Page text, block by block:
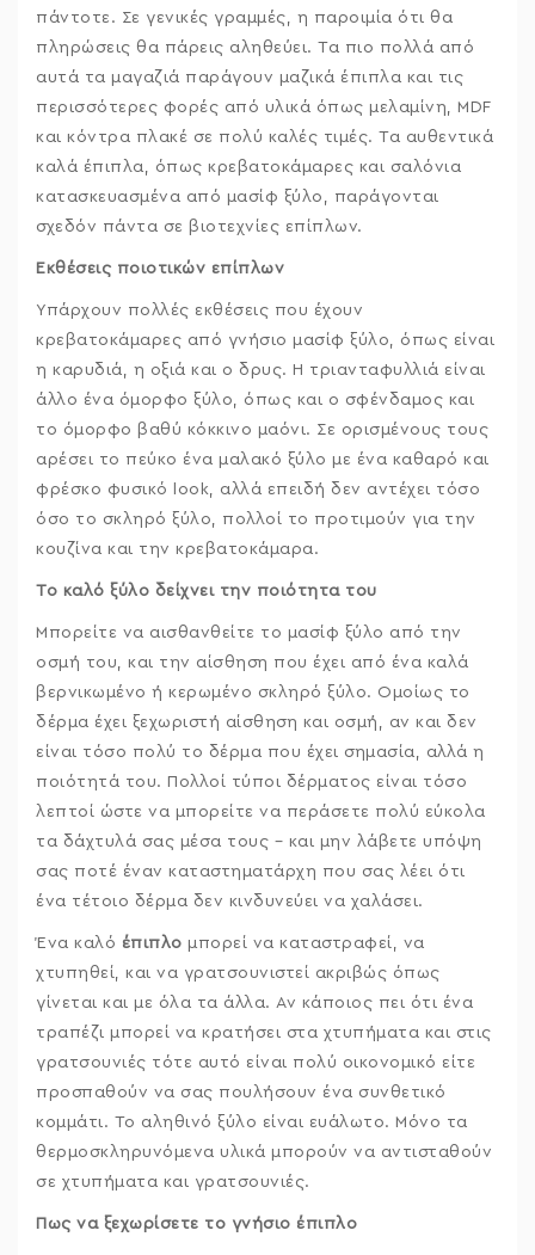
πάντοτε. Σε γενικές γραμμές, η παροιμία ότι θα
πληρώσεις θα πάρεις αληθεύει. Τα πιο πολλά από
αυτά τα μαγαζιά παράγουν μαζικά έπιπλα και τις
περισσότερες φορές από υλικά όπως μελαμίνη, MDF
και κόντρα πλακέ σε πολύ καλές τιμές. Τα αυθεντικά
καλά έπιπλα, όπως κρεβατοκάμαρες και σαλόνια
κατασκευασμένα από μασίφ ξύλο, παράγονται
σχεδόν πάντα σε βιοτεχνίες επίπλων.
Εκθέσεις ποιοτικών επίπλων
Υπάρχουν πολλές εκθέσεις που έχουν
κρεβατοκάμαρες από γνήσιο μασίφ ξύλο, όπως είναι
η καρυδιά, η οξιά και ο δρυς. Η τριανταφυλλιά είναι
άλλο ένα όμορφο ξύλο, όπως και ο σφένδαμος και
το όμορφο βαθύ κόκκινο μαόνι. Σε ορισμένους τους
αρέσει το πεύκο ένα μαλακό ξύλο με ένα καθαρό και
φρέσκο φυσικό look, αλλά επειδή δεν αντέχει τόσο
όσο το σκληρό ξύλο, πολλοί το προτιμούν για την
κουζίνα και την κρεβατοκάμαρα.
Το καλό ξύλο δείχνει την ποιότητα του
Μπορείτε να αισθανθείτε το μασίφ ξύλο από την
οσμή του, και την αίσθηση που έχει από ένα καλά
βερνικωμένο ή κερωμένο σκληρό ξύλο. Ομοίως το
δέρμα έχει ξεχωριστή αίσθηση και οσμή, αν και δεν
είναι τόσο πολύ το δέρμα που έχει σημασία, αλλά η
ποιότητά του. Πολλοί τύποι δέρματος είναι τόσο
λεπτοί ώστε να μπορείτε να περάσετε πολύ εύκολα
τα δάχτυλά σας μέσα τους – και μην λάβετε υπόψη
σας ποτέ έναν καταστηματάρχη που σας λέει ότι
ένα τέτοιο δέρμα δεν κινδυνεύει να χαλάσει.
Ένα καλό έπιπλο μπορεί να καταστραφεί, να
χτυπηθεί, και να γρατσουνιστεί ακριβώς όπως
γίνεται και με όλα τα άλλα. Αν κάποιος πει ότι ένα
τραπέζι μπορεί να κρατήσει στα χτυπήματα και στις
γρατσουνιές τότε αυτό είναι πολύ οικονομικό είτε
προσπαθούν να σας πουλήσουν ένα συνθετικό
κομμάτι. Το αληθινό ξύλο είναι ευάλωτο. Μόνο τα
θερμοσκληρυνόμενα υλικά μπορούν να αντισταθούν
σε χτυπήματα και γρατσουνιές.
Πως να ξεχωρίσετε το γνήσιο έπιπλο